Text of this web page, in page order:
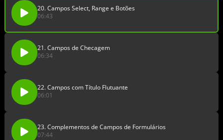
20. Campos Select, Range e Botões
06:43
21. Campos de Checagem
06:34
22. Campos com Título Flutuante
06:01
23. Complementos de Campos de Formulários
07:44